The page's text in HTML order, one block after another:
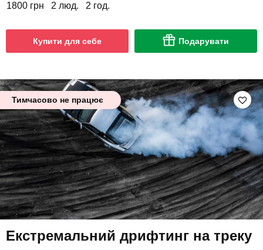
1800 грн 2 люд. 2 год.
Купити для себе Подарувати
Тимчасово не працює
Екстремальний дрифтинг на треку